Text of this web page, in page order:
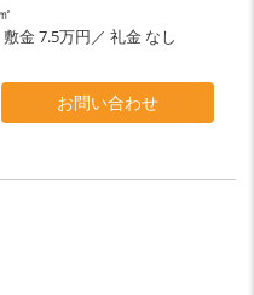
金 7.5万円／ 礼金 なし
お問い合わせ